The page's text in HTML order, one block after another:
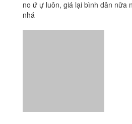
foodee_rnaww0l2:Em ăn ở đây